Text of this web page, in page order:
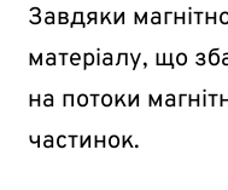
Завдяки
матеріалу, що
на потоки
частинок.